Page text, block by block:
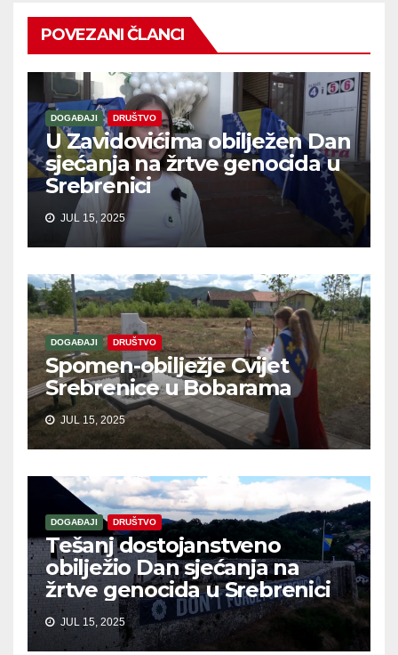
POVEZANI ČLANCI
DOGAĐAJI DRUŠTVO
U Zavidovićima obilježen Dan
sjećanja na žrtve genocida u
Srebrenici
JUL 15, 2025
DOGAĐAJI DRUŠTVO
Spomen-obilježje Cvijet
Srebrenice u Bobarama
JUL 15, 2025
DOGAĐAJI DRUŠTVO
Tešanj dostojanstveno
obilježio Dan sjećanja na
žrtve genocida u Srebrenici
JUL 15, 2025